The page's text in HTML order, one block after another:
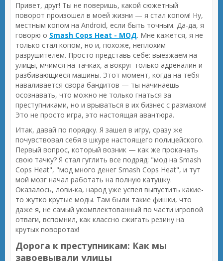
Привет, друг! Ты не поверишь, какой сюжетный
поворот произошел в моей жизни — я стал копом! Ну,
местным копом на Android, если быть точным. Да-да, я
говорю о Smash Cops Heat - МОД. Мне кажется, я не
только стал копом, но и, похоже, неплохим
разрушителем. Просто представь себе: выезжаем на
улицы, мчимся на тачках, а вокруг только адреналин и
разбивающиеся машины. Этот момент, когда на тебя
наваливается свора бандитов — ты начинаешь
осознавать, что можно не только гнаться за
преступниками, но и врываться в их бизнес с размахом!
Это не просто игра, это настоящая авантюра.
Итак, давай по порядку. Я зашел в игру, сразу же
почувствовал себя в шкуре настоящего полицейского.
Первый вопрос, который возник — как же прокачать
свою тачку? Я стал гуглить все подряд: "мод на Smash
Cops Heat", "мод много денег Smash Cops Heat", и тут
мой мозг начал работать на полную катушку.
Оказалось, лови-ка, народ уже успел выпустить какие-
то жутко крутые моды. Там были такие фишки, что
даже я, не самый укомплектованный по части игровой
отваги, вспомнил, как классно сжигать резину на
крутых поворотах!
Дорога к преступникам: Как мы
завоевывали улицы